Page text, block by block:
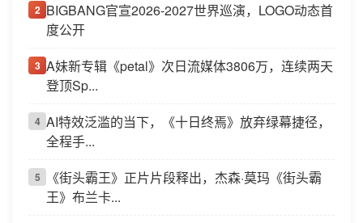
2 BIGBANG官宣2026-2027世界巡演，LOGO动态首
度公开
3 A妹新专辑《petal》次日流媒体3806万，连续两天
登顶Sp...
4 AI特效泛滥的当下，《十日终焉》放弃绿幕捷径，
全程手...
5
《街头霸王》正片片段释出，杰森·莫玛《街头霸
王》布兰卡...